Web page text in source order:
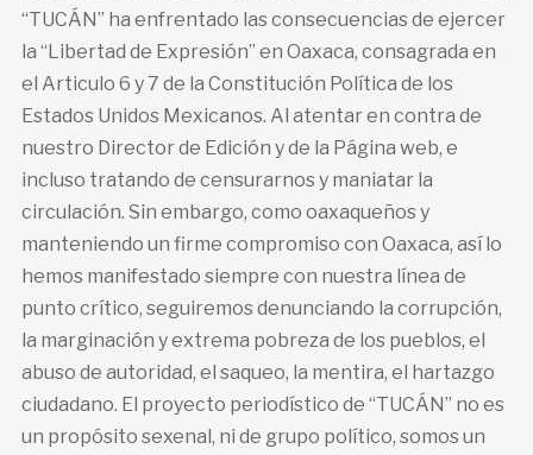
“TUCÁN” ha enfrentado las consecuencias de ejercer
la “Libertad de Expresión” en Oaxaca, consagrada en
el Articulo 6 y 7 de la Constitución Política de los
Estados Unidos Mexicanos. Al atentar en contra de
nuestro Director de Edición y de la Página web, e
incluso tratando de censurarnos y maniatar la
circulación. Sin embargo, como oaxaqueños y
manteniendo un firme compromiso con Oaxaca, así lo
hemos manifestado siempre con nuestra línea de
punto crítico, seguiremos denunciando la corrupción,
la marginación y extrema pobreza de los pueblos, el
abuso de autoridad, el saqueo, la mentira, el hartazgo
ciudadano. El proyecto periodístico de “TUCÁN” no es
un propósito sexenal, ni de grupo político, somos un